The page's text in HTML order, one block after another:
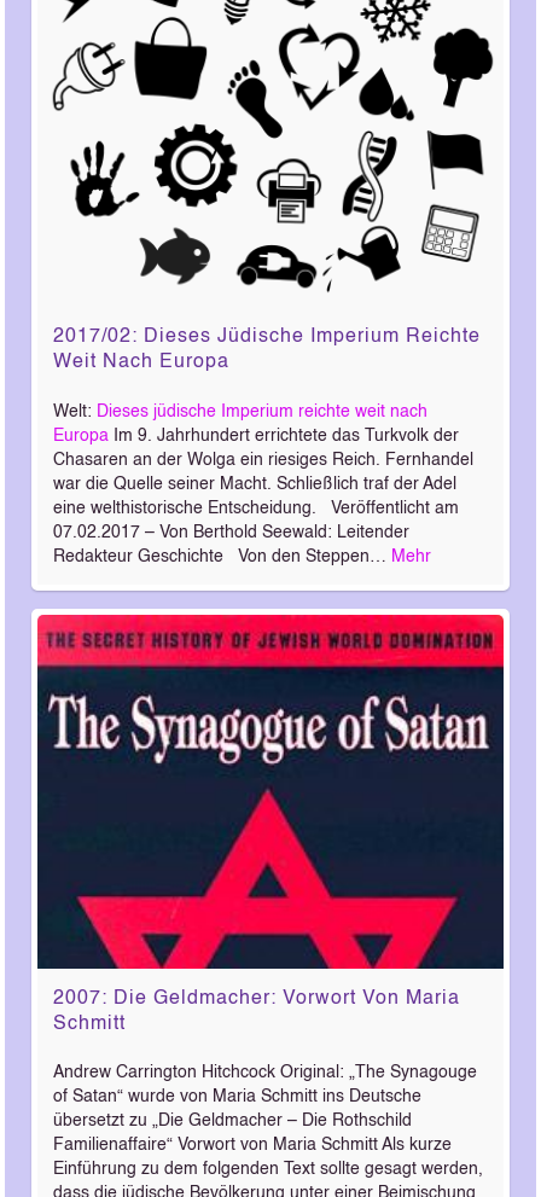
2017/02: Dieses Jüdische Imperium Reichte
Weit Nach Europa
Welt: Dieses jüdische Imperium reichte weit nach
Europa Im 9. Jahrhundert errichtete das Turkvolk der
Chasaren an der Wolga ein riesiges Reich. Fernhandel
war die Quelle seiner Macht. Schließlich traf der Adel
eine welthistorische Entscheidung. Veröffentlicht am
07.02.2017 – Von Berthold Seewald: Leitender
Redakteur Geschichte Von den Steppen… Mehr
2007: Die Geldmacher: Vorwort Von Maria
Schmitt
Andrew Carrington Hitchcock Original: „The Synagouge
of Satan“ wurde von Maria Schmitt ins Deutsche
übersetzt zu „Die Geldmacher – Die Rothschild
Familienaffaire“ Vorwort von Maria Schmitt Als kurze
Einführung zu dem folgenden Text sollte gesagt werden,